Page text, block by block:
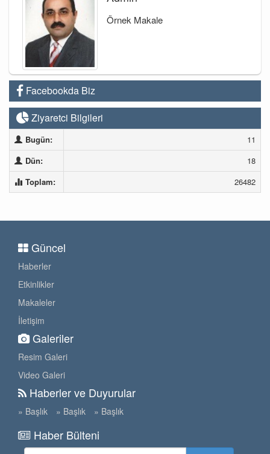
Örnek Makale
Facebookda Biz
Ziyaretci Bilgileri
Bugün:
11
Dün:
18
Toplam:
26482
Güncel
Haberler
Etkinlikler
Makaleler
İletişim
Galeriler
Resim Galeri
Video Galeri
Haberler ve Duyurular
» Başlık » Başlık » Başlık
Haber Bülteni